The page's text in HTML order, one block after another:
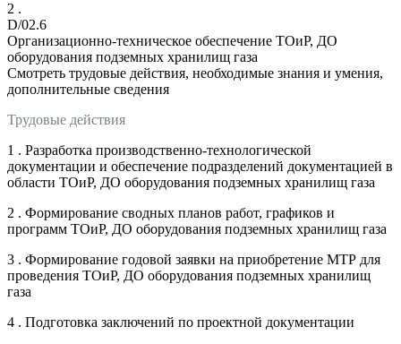
2 .
D/02.6
Организационно-техническое обеспечение ТОиР, ДО
оборудования подземных хранилищ газа
Смотреть трудовые действия, необходимые знания и умения,
дополнительные сведения
Трудовые действия
1 . Разработка производственно-технологической
документации и обеспечение подразделений документацией в
области ТОиР, ДО оборудования подземных хранилищ газа
2 . Формирование сводных планов работ, графиков и
программ ТОиР, ДО оборудования подземных хранилищ газа
3 . Формирование годовой заявки на приобретение МТР для
проведения ТОиР, ДО оборудования подземных хранилищ
газа
4 . Подготовка заключений по проектной документации